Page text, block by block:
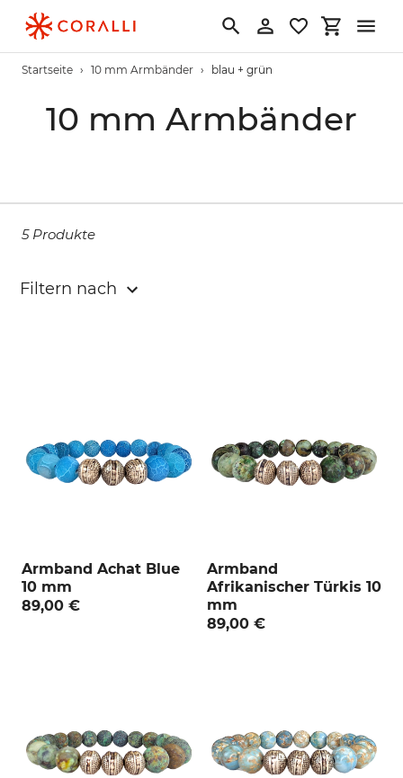
Direkt
zum
Inhalt
SuchenEinloggen
Startseite › 10 mm Armbänder › blau + grün
S
m
m
10 mm Armbänder
5 Produkte
Filtern nach
Armband Achat Blue
10 mm
89,00 €
Armband
Afrikanischer Türkis 10
mm
89,00 €